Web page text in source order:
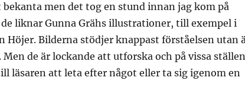
bekanta men det tog en stund innan jag kom på
liknar Gunna Grähs illustrationer, till exempel i
Höjer. Bilderna stödjer knappast förståelsen utan
de är lockande att utforska och på vissa ställen
läsaren att leta efter något eller ta sig igenom en